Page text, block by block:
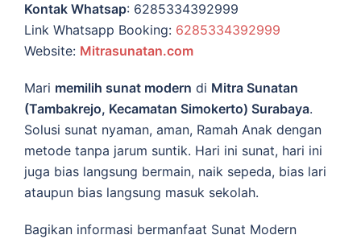
Kontak Whatsap: 6285334392999
Link Whatsapp Booking: 6285334392999
Website: Mitrasunatan.com
Mari memilih sunat modern di Mitra Sunatan
(Tambakrejo, Kecamatan Simokerto) Surabaya.
Solusi sunat nyaman, aman, Ramah Anak dengan
metode tanpa jarum suntik. Hari ini sunat, hari ini
juga bias langsung bermain, naik sepeda, bias lari
ataupun bias langsung masuk sekolah.
Bagikan informasi bermanfaat Sunat Modern